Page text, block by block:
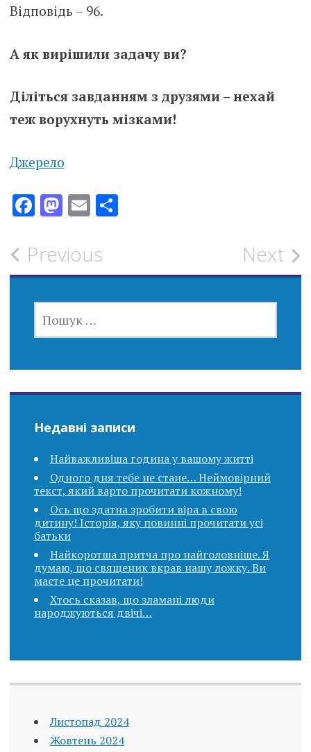
Відповідь – 96.
А як вирішили задачу ви?
Діліться завданням з друзями – нехай
теж ворухнуть мізками!
Джерело
Facebook
Mastodon
EmailПоділитися
Post
navigation
Previous Next
Недавні записи
Найважливіша година у вашому житті
Одного дня тебе не стане… Неймовірний
текст, який варто прочитати кожному!
Ось що здатна зробити віра в свою
дитину! Історія, яку повинні прочитати усі
батьки
Найкоротша притча про найголовніше. Я
думаю, що священик вкpав нашу ложку. Ви
маєте це прочитати!
Хтось сказав, що зламані люди
народжуються двічі…
Листопад 2024
Жовтень 2024